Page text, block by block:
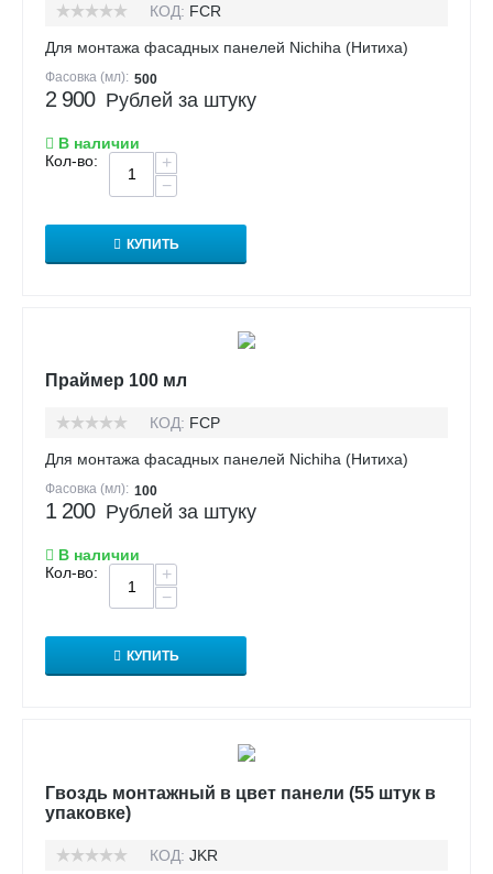
КОД: FCR
Для монтажа фасадных панелей Nichiha (Нитиха)
Фасовка (мл): 500
2 900 Рублей за штуку
В наличии
Кол-во:
+
−
КУПИТЬ
Праймер 100 мл
КОД: FCP
Для монтажа фасадных панелей Nichiha (Нитиха)
Фасовка (мл): 100
1 200 Рублей за штуку
В наличии
Кол-во:
+
−
КУПИТЬ
Гвоздь монтажный в цвет панели (55 штук в
упаковке)
КОД: JKR